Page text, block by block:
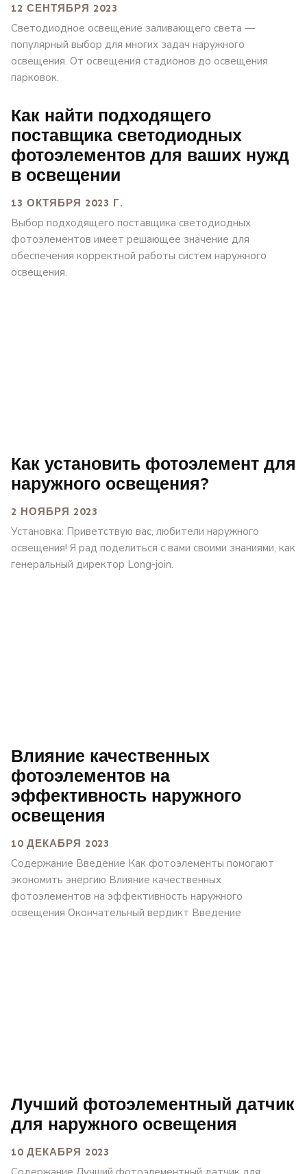
12 СЕНТЯБРЯ 2023
Светодиодное освещение заливающего света —
популярный выбор для многих задач наружного
освещения. От освещения стадионов до освещения
парковок.
Как найти подходящего
поставщика светодиодных
фотоэлементов для ваших нужд
в освещении
13 ОКТЯБРЯ 2023 Г.
Выбор подходящего поставщика светодиодных
фотоэлементов имеет решающее значение для
обеспечения корректной работы систем наружного
освещения.
Как установить фотоэлемент для
наружного освещения?
2 НОЯБРЯ 2023
Установка: Приветствую вас, любители наружного
освещения! Я рад поделиться с вами своими знаниями, как
генеральный директор Long-join.
Влияние качественных
фотоэлементов на
эффективность наружного
освещения
10 ДЕКАБРЯ 2023
Содержание Введение Как фотоэлементы помогают
экономить энергию Влияние качественных
фотоэлементов на эффективность наружного
освещения Окончательный вердикт Введение
Лучший фотоэлементный датчик
для наружного освещения
10 ДЕКАБРЯ 2023